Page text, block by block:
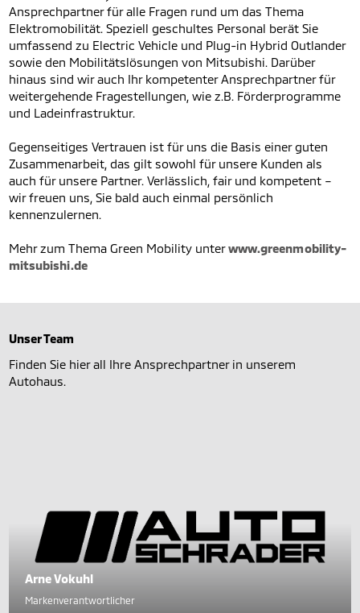
Ansprechpartner für alle Fragen rund um das Thema
Elektromobilität. Speziell geschultes Personal berät Sie
umfassend zu Electric Vehicle und Plug-in Hybrid Outlander
sowie den Mobilitätslösungen von Mitsubishi. Darüber
hinaus sind wir auch Ihr kompetenter Ansprechpartner für
weitergehende Fragestellungen, wie z.B. Förderprogramme
und Ladeinfrastruktur.
Gegenseitiges Vertrauen ist für uns die Basis einer guten
Zusammenarbeit, das gilt sowohl für unsere Kunden als
auch für unsere Partner. Verlässlich, fair und kompetent –
wir freuen uns, Sie bald auch einmal persönlich
kennenzulernen.
Mehr zum Thema Green Mobility unterwww.greenmobility-
mitsubishi.de
Unser Team
Finden Sie hier all Ihre Ansprechpartner in unserem
Autohaus.
Arne Vokuhl
Markenverantwortlicher